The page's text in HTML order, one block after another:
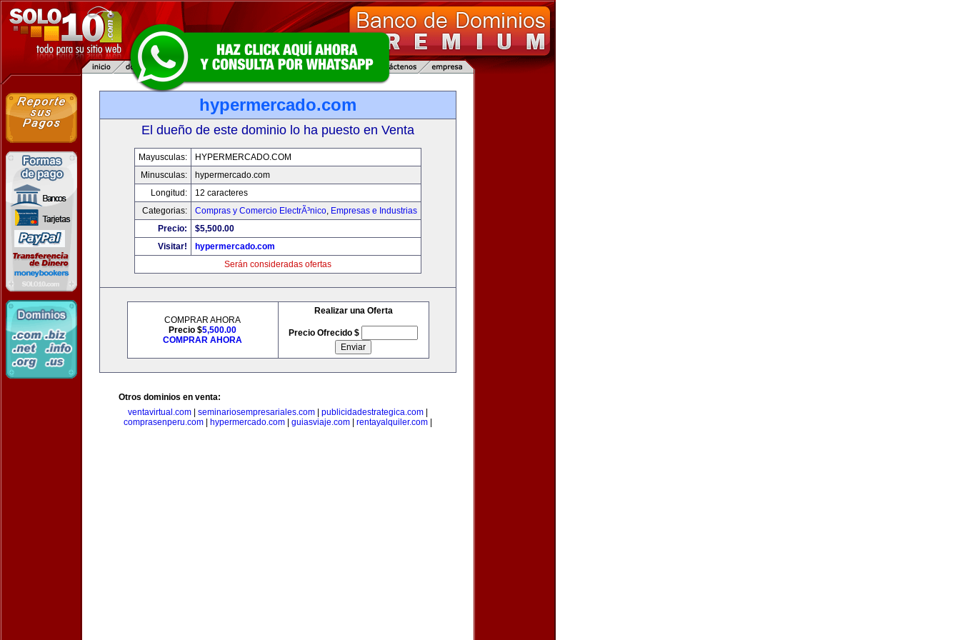
hypermercado.com
El dueño de este dominio lo ha puesto en Venta
Mayusculas:
HYPERMERCADO.COM
Minusculas:
hypermercado.com
Longitud:
12 caracteres
Categorias:
Compras y Comercio ElectrÃ³nico, Empresas e Industrias
Precio:
$5,500.00
Visitar!
hypermercado.com
Serán consideradas ofertas
COMPRAR AHORA
Precio $5,500.00
COMPRAR AHORA
Realizar una Oferta
Precio Ofrecido $
Otros dominios en venta:
ventavirtual.com
seminariosempresariales.com publicidadestrategica.com
comprasenperu.com
hypermercado.com guiasviaje.com rentayalquiler.com